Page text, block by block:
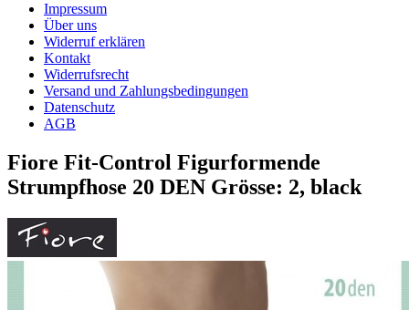
Impressum
Über uns
Widerruf erklären
Kontakt
Widerrufsrecht
Versand und Zahlungsbedingungen
Datenschutz
AGB
Fiore Fit-Control Figurformende
Strumpfhose 20 DEN Grösse: 2, black